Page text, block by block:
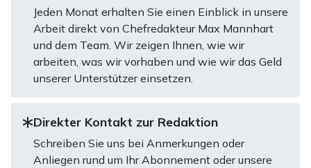
Jeden Monat erhalten Sie einen Einblick in unsere
Arbeit direkt von Chefredakteur Max Mannhart
und dem Team. Wir zeigen Ihnen, wie wir
arbeiten, was wir vorhaben und wie wir das Geld
unserer Unterstützer einsetzen.
Direkter Kontakt zur Redaktion
Schreiben Sie uns bei Anmerkungen oder
Anliegen rund um Ihr Abonnement oder unsere